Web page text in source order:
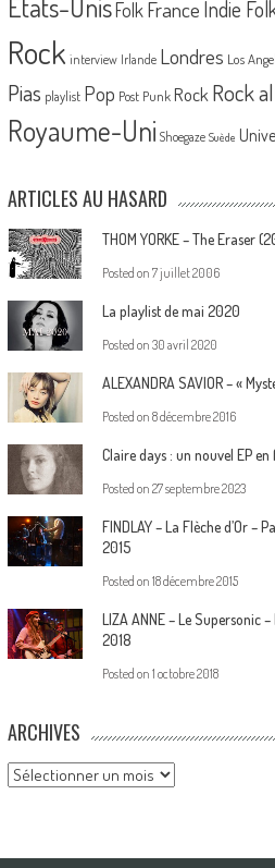
Folk France Indie
Rock interview Irlande Londres Los
Pias playlist Pop Post Punk Rock Rock
Royaume-Uni Shoegaze Suède
ARTICLES AU HASARD
THOM YORKE – The Eraser
Posted on 7 juillet 2006
La playlist de mai 2020
Posted on 30 avril 2020
ALEXANDRA SAVIOR – «
Posted on 8 décembre 2016
Claire days : un nouvel EP
Posted on 27 septembre 2023
FINDLAY – La Flèche d’Or –
2015
Posted on 18 décembre 2015
LIZA ANNE – Le Supersonic
2018
Posted on 1 octobre 2018
ARCHIVES
Archives